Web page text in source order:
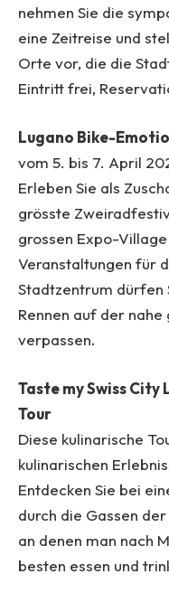
nehmen Sie die
eine Zeitreise und
Orte vor, die die
Eintritt frei,
Lugano Bike-
vom 5. bis 7. April
Erleben Sie als
grösste
grossen Expo-
Veranstaltungen für
Stadtzentrum dürfen
Rennen auf der
verpassen.
Taste my Swiss
Tour
Diese kulinarische
kulinarischen
Entdecken Sie bei
durch die Gassen
an denen man nach
besten essen und